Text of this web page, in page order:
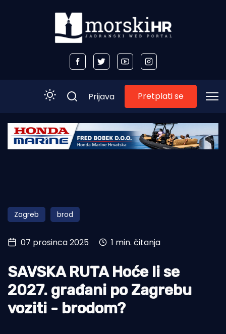
Početna
Obala
Otoci
Turizam i nautika
Pomorstvo
Ribolov
Ekologija
Prijava Pretplati se
Zagreb brod
07 prosinca 2025 1 min. čitanja
SAVSKA RUTA Hoće li se
2027. građani po Zagrebu
voziti - brodom?